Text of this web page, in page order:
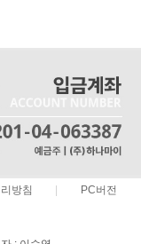
방침 PC버전